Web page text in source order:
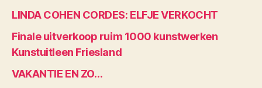
LINDA COHEN CORDES: ELFJE VERKOCHT
Finale uitverkoop ruim 1000 kunstwerken
Kunstuitleen Friesland
VAKANTIE EN ZO…